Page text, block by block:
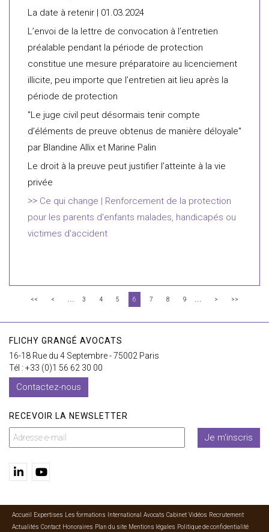
La date à retenir | 01.03.2024
L’envoi de la lettre de convocation à l’entretien
préalable pendant la période de protection
constitue une mesure préparatoire au licenciement
illicite, peu importe que l’entretien ait lieu après la
période de protection
"Le juge civil peut désormais tenir compte
d’éléments de preuve obtenus de manière déloyale"
par Blandine Allix et Marine Palin
Le droit à la preuve peut justifier l’atteinte à la vie
privée
Ce qui change | Renforcement de la protection
pour les parents d'enfants malades, handicapés ou
victimes d'accident
<< < ... 3 4 5 6 7 8 9 ... > >>
FLICHY GRANGÉ AVOCATS
16-18 Rue du 4 Septembre - 75002 Paris
Tél : +33 (0)1 56 62 30 00
Contactez-nous
RECEVOIR LA NEWSLETTER
Je m'inscris
Accueil Expertises Les formations International Avocats Cabinet Vidéos Recrutement
Actualités Contact Honoraires Plan du site Mentions légales Politique de confidentialité